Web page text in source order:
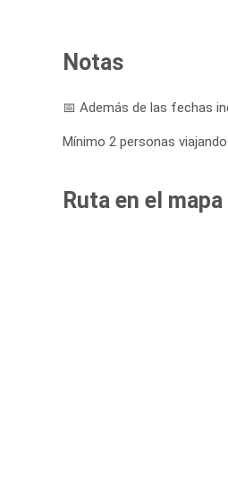
Notas
📅 Además de las fechas
Mínimo 2 personas
Ruta en el mapa